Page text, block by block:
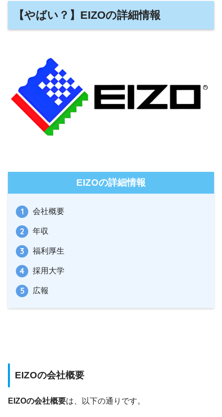
【やばい？】EIZOの詳細情報
EIZOの詳細情報
会社概要
年収
福利厚生
採用大学
広報
EIZOの会社概要
EIZOの会社概要は、以下の通りです。